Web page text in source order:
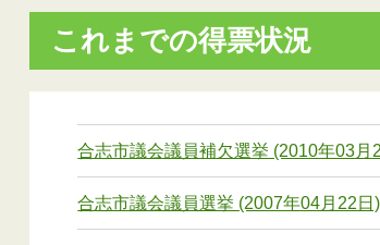
これまでの得票状況
合志市議会議員補欠選挙 (2010年03月
合志市議会議員選挙 (2007年04月22日)